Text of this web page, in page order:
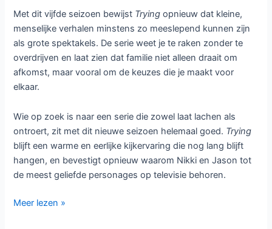
kijken, terwijl de emotionele impact nergens verloren gaat.
Door het wekelijkse releaseschema krijgen kijkers
bovendien de kans om bewust stil te staan bij de
ontwikkelingen en mee te leven met de personages.
De kracht van de serie ligt nog altijd in de geloofwaardige
opnieuw met veel gevoel en humor vertolkt, waardoor de
personages levensecht aanvoelen. Hun interacties zijn
zowel grappig als ontroerend en maken duidelijk waarom
de serie zo geliefd is bij een breed publiek.
voelt het geheel opvallend authentiek. De serie weet op een